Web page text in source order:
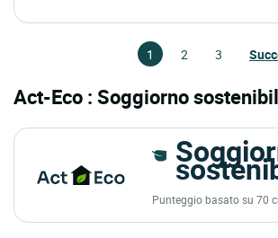
1 2 3
Act-Eco : Soggiorno
Punteggio basato su 70